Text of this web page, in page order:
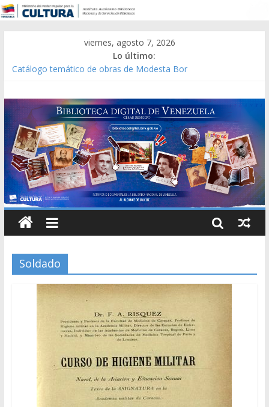
viernes, agosto 7, 2026
Lo último:
Gaceta Oficial de la República de Venezuela año CXXXIII Mes V,
Caracas 09 de marzo de 2006 N° 38.394
Constitución, leyes y acuerdos expedidos por la Asamblea
Constituyente del Estado Lara en 1881.
Una Parálisis [material gráfico]
Modesta Bor Sánchez [material gráfico]
Soldado